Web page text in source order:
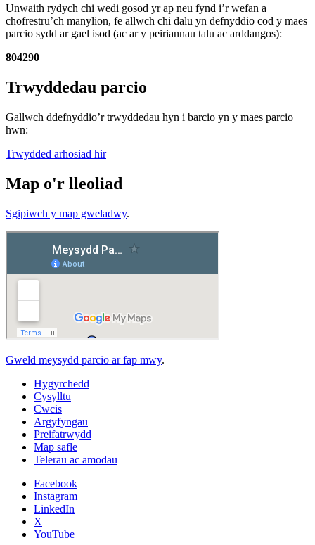
Unwaith rydych chi wedi gosod yr ap neu fynd i’r wefan a
chofrestru’ch manylion, fe allwch chi dalu yn defnyddio cod y maes
parcio sydd ar gael isod (ac ar y peiriannau talu ac arddangos):
804290
Trwyddedau parcio
Gallwch ddefnyddio’r trwyddedau hyn i barcio yn y maes parcio
hwn:
Trwydded arhosiad hir
Map o'r lleoliad
Sgipiwch y map gweladwy.
Gweld meysydd parcio ar fap mwy.
Hygyrchedd
Cysylltu
Cwcis
Argyfyngau
Preifatrwydd
Map safle
Telerau ac amodau
Facebook
Instagram
LinkedIn
X
YouTube